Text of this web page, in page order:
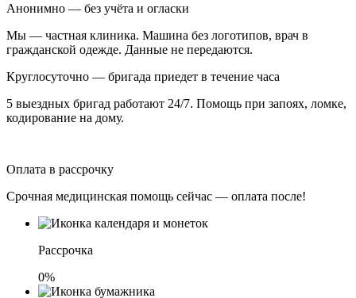
Анонимно — без учёта и огласки
Мы — частная клиника. Машина без логотипов, врач в
гражданской одежде. Данные не передаются.
Круглосуточно — бригада приедет в течение часа
5 выездных бригад работают 24/7. Помощь при запоях, ломке,
кодирование на дому.
Оплата в рассрочку
Срочная медицинская помощь сейчас — оплата после!
Рассрочка
0%